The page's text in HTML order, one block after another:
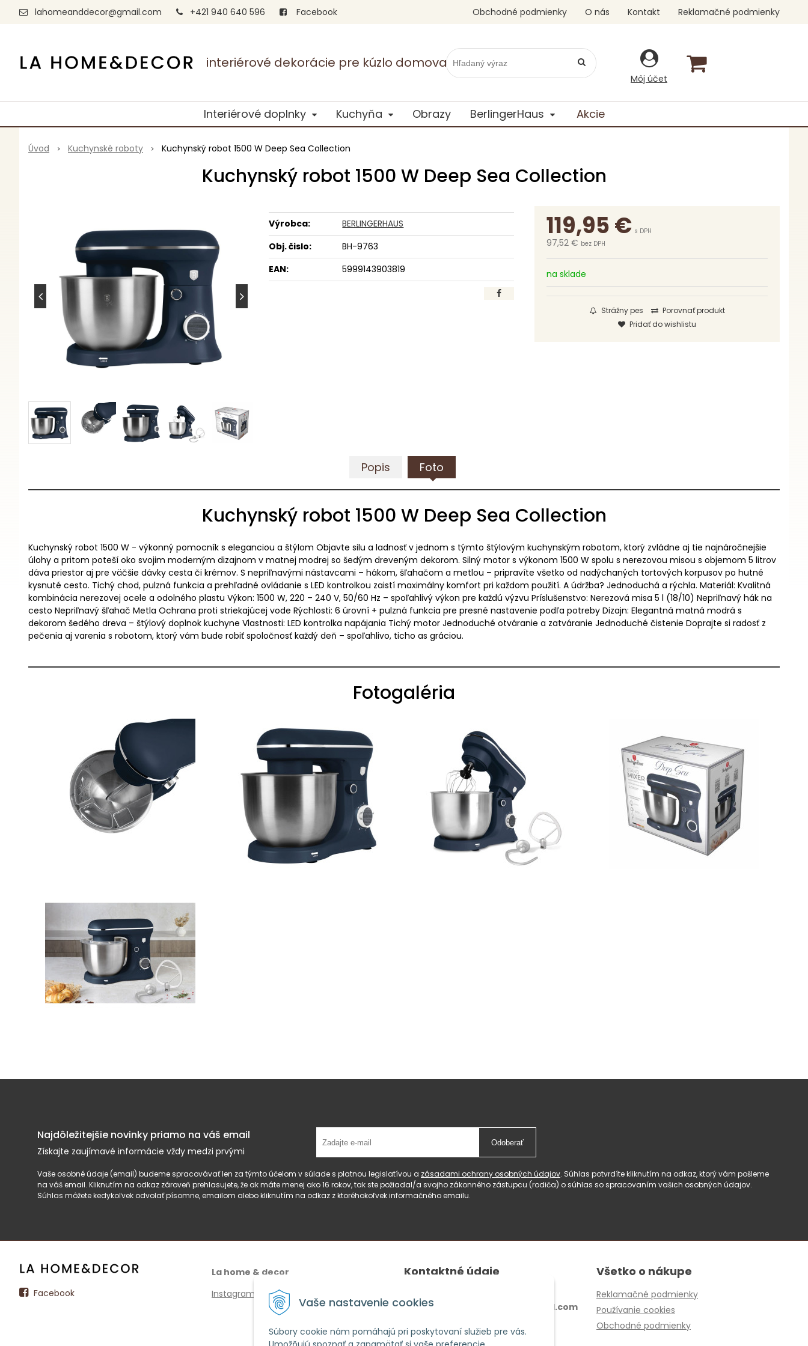
Vaše nastavenie cookies
Súbory cookie nám pomáhajú pri poskytovaní služieb pre vás.
interiérové dekorácie pre kúzlo domova
lahomeanddecor@gmail.com +421 940 640 596 Facebook
Môj účet
Obchodné podmienky O nás Kontakt Reklamačné podmienky
Interiérové doplnky Kuchyňa Obrazy BerlingerHaus Akcie
Úvod Kuchynské roboty Kuchynský robot 1500 W Deep Sea Collection
Kuchynský robot 1500 W Deep Sea Collection
119,95€ s DPH
97,52 € bez DPH
na sklade
Strážny pes
Porovnať produkt
Pridať do wishlistu
Výrobca:
BERLINGERHAUS
Obj. čislo:
BH-9763
EAN:
5999143903819
Popis Foto
Kuchynský robot 1500 W Deep Sea Collection
Kuchynský robot 1500 W - výkonný pomocník s eleganciou a štýlom Objavte silu a ladnosť v jednom s týmto štýlovým kuchynským robotom, ktorý zvládne aj tie najnáročnejšie
úlohy a pritom poteší oko svojim moderným dizajnom v matnej modrej so šedým dreveným dekorom. Silný motor s výkonom 1500 W spolu s nerezovou misou s objemom 5 litrov
dáva priestor aj pre väčšie dávky cesta či krémov. S nepriľnavými nástavcami – hákom, šľahačom a metlou – pripravíte všetko od nadýchaných tortových korpusov po hutné
kysnuté cesto. Tichý chod, pulzná funkcia a prehľadné ovládanie s LED kontrolkou zaistí maximálny komfort pri každom použití. A údržba? Jednoduchá a rýchla. Materiál: Kvalitná
kombinácia nerezovej ocele a odolného plastu Výkon: 1500 W, 220 – 240 V, 50/60 Hz – spoľahlivý výkon pre každú výzvu Príslušenstvo: Nerezová misa 5 l (18/10) Nepriľnavý hák na
cesto Nepriľnavý šľahač Metla Ochrana proti striekajúcej vode Rýchlosti: 6 úrovní + pulzná funkcia pre presné nastavenie podľa potreby Dizajn: Elegantná matná modrá s
dekorom šedého dreva – štýlový doplnok kuchyne Vlastnosti: LED kontrolka napájania Tichý motor Jednoduché otváranie a zatváranie Jednoduché čistenie Doprajte si radosť z
pečenia aj varenia s robotom, ktorý vám bude robiť spoločnosť každý deň – spoľahlivo, ticho as gráciou.
Fotogaléria
Najdôležitejšie novinky priamo na váš email
Získajte zaujímavé informácie vždy medzi prvými
Odoberať
Vaše osobné údaje (email) budeme spracovávať len za týmto účelom v súlade s platnou legislatívou a zásadami ochrany osobných údajov. Súhlas potvrdíte kliknutím na odkaz, ktorý vám pošleme
na váš email. Kliknutím na odkaz zároveň prehlasujete, že ak máte menej ako 16 rokov, tak ste požiadal/a svojho zákonného zástupcu (rodiča) o súhlas so spracovaním vašich osobných údajov.
Súhlas môžete kedykoľvek odvolať písomne, emailom alebo kliknutím na odkaz z ktoréhokoľvek informačného emailu.
Facebook
La home & decor
Instagram
Kontaktné údaje
E-mail: lahomeanddecor@gmail.com
Adresa:Zelenečská 10236/27
Všetko o nákupe
Reklamačné podmienky
Používanie cookies
Obchodné podmienky